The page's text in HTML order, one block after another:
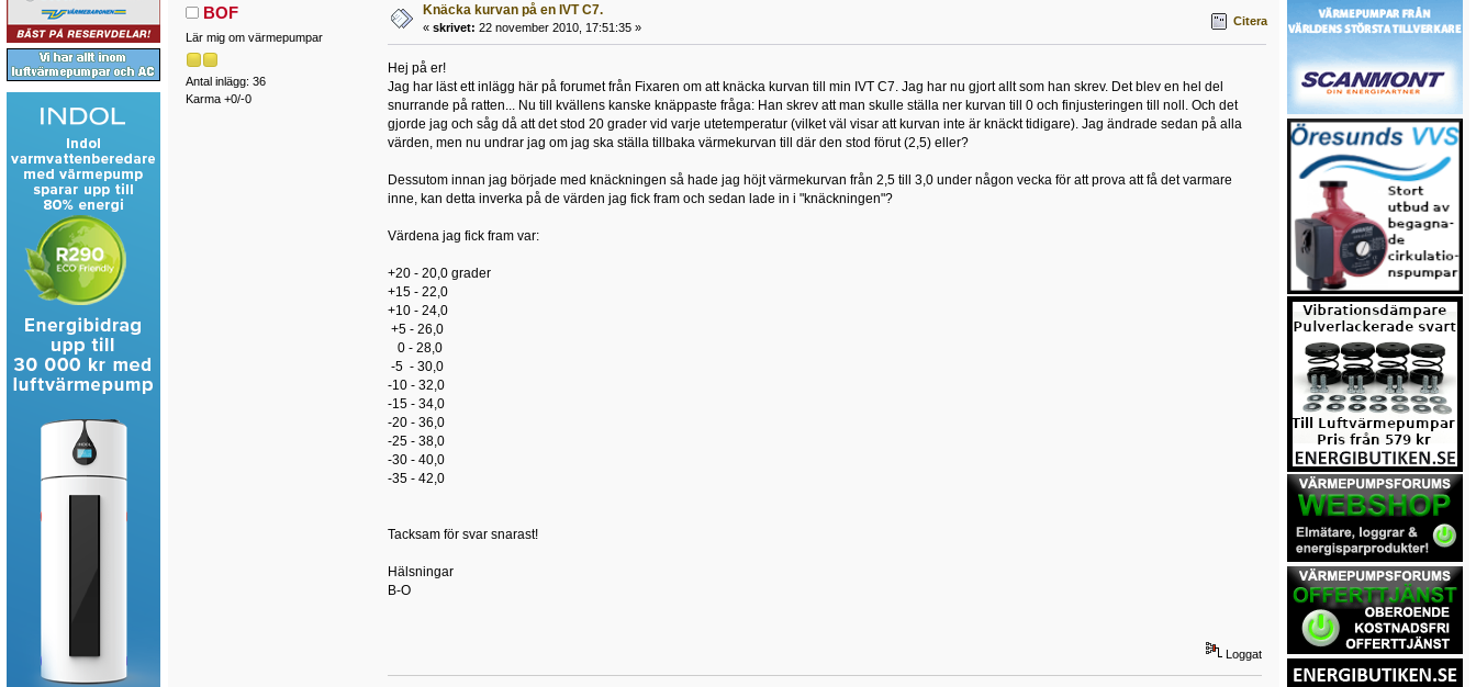
BOF
Lär mig om värmepumpar
Antal inlägg: 36
Karma +0/-0
Knäcka kurvan på en IVT C7.
« skrivet: 22 november 2010, 17:51:35 » Citera
Hej på er!
Jag har läst ett inlägg här på forumet från Fixaren om att knäcka kurvan till min IVT C7. Jag har nu gjort allt som han skrev. Det blev en hel del
snurrande på ratten... Nu till kvällens kanske knäppaste fråga: Han skrev att man skulle ställa ner kurvan till 0 och finjusteringen till noll. Och det
gjorde jag och såg då att det stod 20 grader vid varje utetemperatur (vilket väl visar att kurvan inte är knäckt tidigare). Jag ändrade sedan på alla
värden, men nu undrar jag om jag ska ställa tillbaka värmekurvan till där den stod förut (2,5) eller?
Dessutom innan jag började med knäckningen så hade jag höjt värmekurvan från 2,5 till 3,0 under någon vecka för att prova att få det varmare
inne, kan detta inverka på de värden jag fick fram och sedan lade in i "knäckningen"?
Värdena jag fick fram var:
+20 - 20,0 grader
+15 - 22,0
+10 - 24,0
+5 - 26,0
0 - 28,0
-5 - 30,0
-10 - 32,0
-15 - 34,0
-20 - 36,0
-25 - 38,0
-30 - 40,0
-35 - 42,0
Tacksam för svar snarast!
Hälsningar
B-O
Loggat